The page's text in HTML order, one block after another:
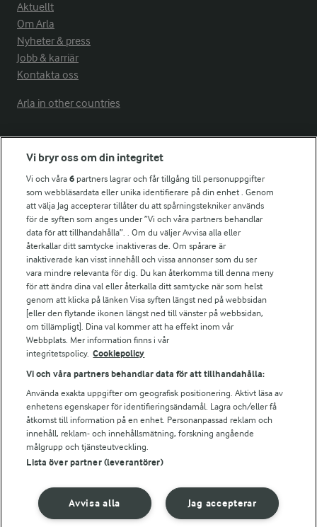
Aktuellt
Om Arla
Nyheter & press
Jobb & karriär
Kontakta oss
Arla in other countries
Fler Arlasajter
För ägare
Arlas kundportal
Arla.com
Falbygdens Ost
Arla webbshop
Bildbank
Följ oss
© 2026 Arla Foods
Integritetspolicy
Vi bryr oss om din integritet
Vi och våra6 partners lagrar och får tillgång till personuppgifter
som webbläsardata eller unika identifierare på din enhet . Genom
att välja Jag accepterar tillåter du att spårningstekniker används
för de syften som anges under ”Vi och våra partners behandlar
data för att tillhandahålla”. . Om du väljer Avvisa alla eller
återkallar ditt samtycke inaktiveras de. Om spårare är
inaktiverade kan visst innehåll och vissa annonser som du ser
vara mindre relevanta för dig. Du kan återkomma till denna meny
för att ändra dina val eller återkalla ditt samtycke när som helst
genom att klicka på länken Visa syften längst ned på webbsidan
[eller den flytande ikonen längst ned till vänster på webbsidan,
om tillämpligt]. Dina val kommer att ha effekt inom vår
Webbplats. Mer information finns i vår
integritetspolicy. Cookiepolicy
Vi och våra partners behandlar data för att tillhandahålla:
Använda exakta uppgifter om geografisk positionering. Aktivt läsa av
enhetens egenskaper för identifieringsändamål. Lagra och/eller få
åtkomst till information på en enhet. Personanpassad reklam och
innehåll, reklam- och innehållsmätning, forskning angående
målgrupp och tjänsteutveckling.
Lista över partner (leverantörer)
Jag accepterar
Avvisa alla